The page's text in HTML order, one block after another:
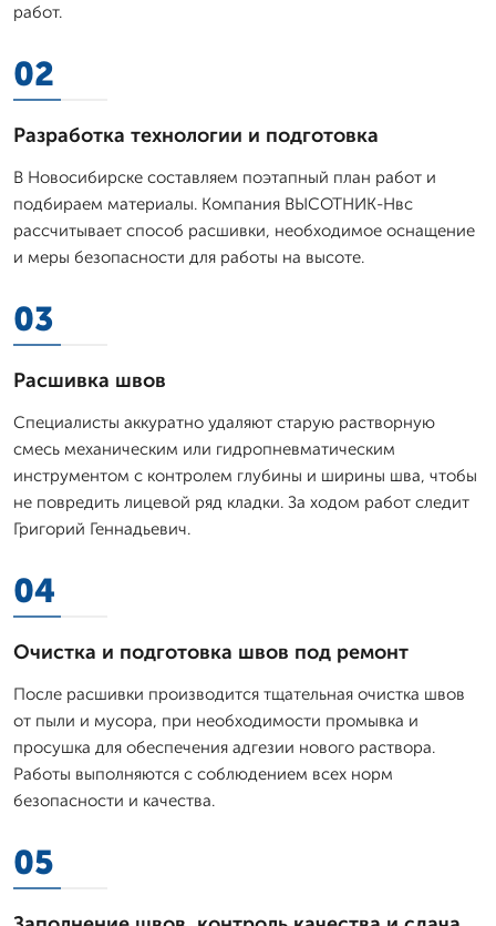
работ.
02
Разработка технологии и подготовка
В Новосибирске составляем поэтапный план работ и
подбираем материалы. Компания ВЫСОТНИК-Нвс
рассчитывает способ расшивки, необходимое оснащение
и меры безопасности для работы на высоте.
03
Расшивка швов
Специалисты аккуратно удаляют старую растворную
смесь механическим или гидропневматическим
инструментом с контролем глубины и ширины шва, чтобы
не повредить лицевой ряд кладки. За ходом работ следит
Григорий Геннадьевич.
04
Очистка и подготовка швов под ремонт
После расшивки производится тщательная очистка швов
от пыли и мусора, при необходимости промывка и
просушка для обеспечения адгезии нового раствора.
Работы выполняются с соблюдением всех норм
безопасности и качества.
05